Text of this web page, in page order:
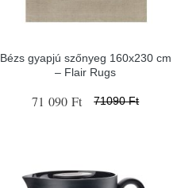
Bézs gyapjú szőnyeg 160x230 cm
– Flair Rugs
71 090 Ft 71090 Ft